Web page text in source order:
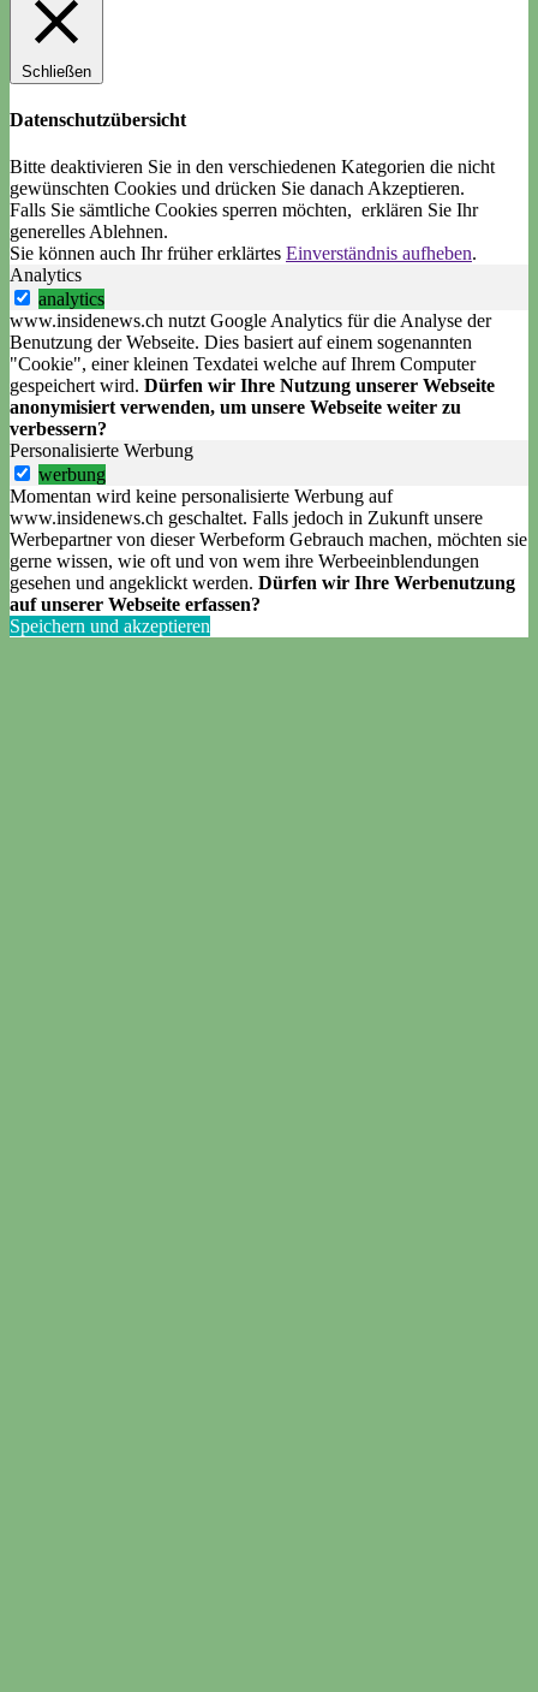
Schließen
Datenschutzübersicht
Bitte deaktivieren Sie in den verschiedenen Kategorien die nicht
gewünschten Cookies und drücken Sie danach Akzeptieren.
Falls Sie sämtliche Cookies sperren möchten, erklären Sie Ihr
generelles Ablehnen.
Sie können auch Ihr früher erklärtes Einverständnis aufheben.
Analytics
analytics
www.insidenews.ch nutzt Google Analytics für die Analyse der
Benutzung der Webseite. Dies basiert auf einem sogenannten
"Cookie", einer kleinen Texdatei welche auf Ihrem Computer
gespeichert wird. Dürfen wir Ihre Nutzung unserer Webseite
anonymisiert verwenden, um unsere Webseite weiter zu
verbessern?
Personalisierte Werbung
werbung
Momentan wird keine personalisierte Werbung auf
www.insidenews.ch geschaltet. Falls jedoch in Zukunft unsere
Werbepartner von dieser Werbeform Gebrauch machen, möchten sie
gerne wissen, wie oft und von wem ihre Werbeeinblendungen
gesehen und angeklickt werden. Dürfen wir Ihre Werbenutzung
auf unserer Webseite erfassen?
Speichern und akzeptieren